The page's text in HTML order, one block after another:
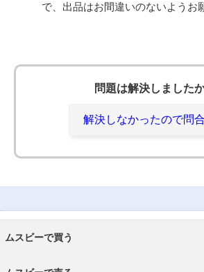
で、出品はお間違いのないようお
問題は解決しました
解決しなかったので問
ムスビーで買う